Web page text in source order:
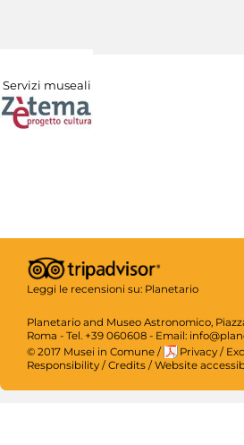
Servizi museali
Leggi le recensioni su: Planetario
Planetario and Museo Astronomico,
Roma - Tel. +39 060608 - Email:
© 2017 Musei in Comune / Privacy /
Responsibility / Credits / Website